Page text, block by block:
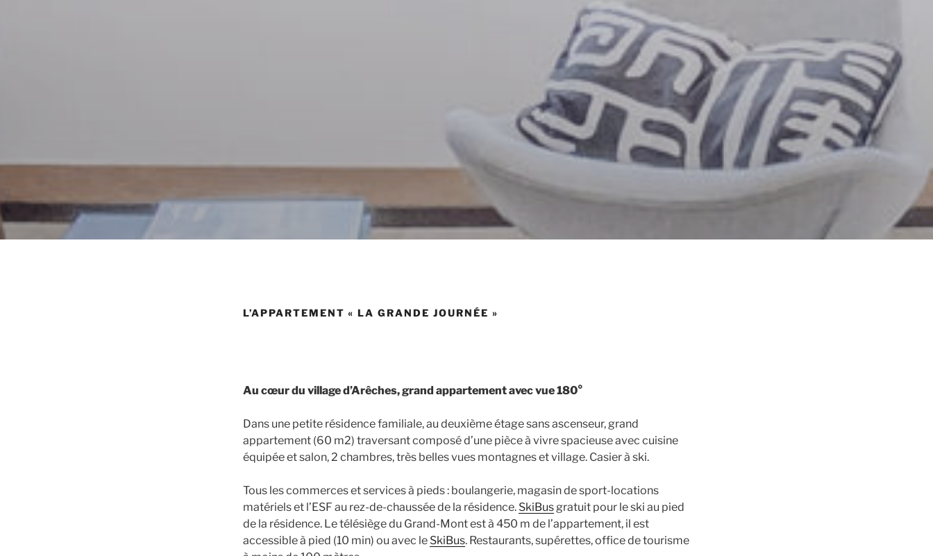
L’APPARTEMENT « LA GRANDE JOURNÉE »
Au cœur du village d’Arêches, grand appartement avec vue 180°
Dans une petite résidence familiale, au deuxième étage sans ascenseur, grand
appartement (60 m2) traversant composé d’une pièce à vivre spacieuse avec cuisine
équipée et salon, 2 chambres, très belles vues montagnes et village. Casier à ski.
Tous les commerces et services à pieds : boulangerie, magasin de sport-locations
matériels et l’ESF au rez-de-chaussée de la résidence. SkiBusgratuit pour le ski au pied
de la résidence. Le télésiège du Grand-Mont est à 450 m de l’appartement, il est
accessible à pied (10 min) ou avec le SkiBus. Restaurants, supérettes, office de tourisme